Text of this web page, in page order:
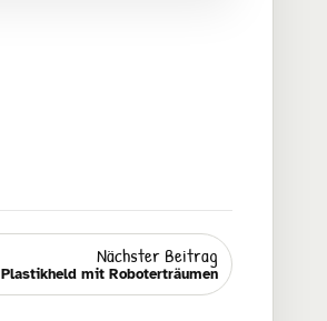
Nächster Beitrag
Plastikheld mit Roboterträumen